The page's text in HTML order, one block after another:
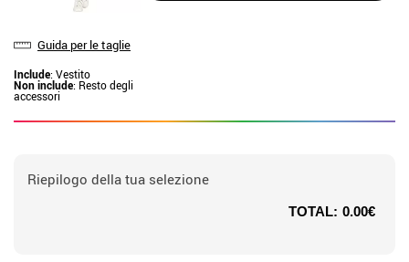
Guida per le taglie
Include: Vestito
Non include: Resto degli
accessori
Riepilogo della tua selezione
TOTAL: 0.00€